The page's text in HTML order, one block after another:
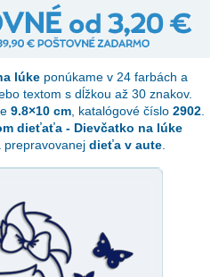
lúke ponúkame v 24 farbách a
textom s dĺžkou až 30 znakov.
9.8×10 cm , katalógové číslo 2902
dieťaťa - Dievčatko na lúke
prepravovanej dieťa v aute